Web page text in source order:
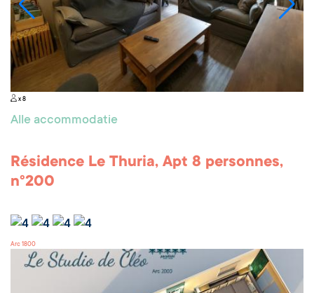
x 8
Alle accommodatie
Résidence Le Thuria, Apt 8 personnes,
n°200
Arc 1800